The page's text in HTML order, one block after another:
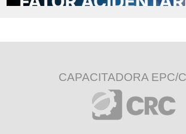
CAPACITADORA EPC/